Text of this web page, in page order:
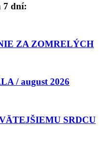
7 dní:
ZA ZOMRELÝCH
/ august 2026
SRDCU